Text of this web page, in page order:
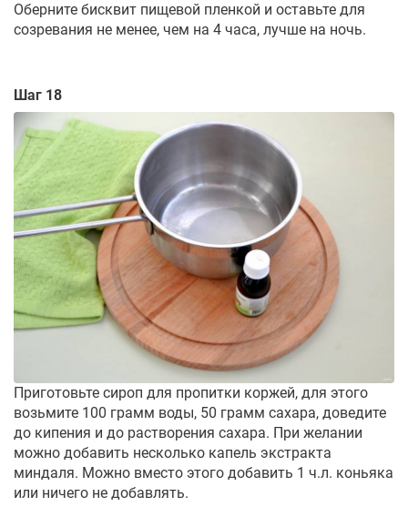
Оберните бисквит пищевой пленкой и оставьте для
созревания не менее, чем на 4 часа, лучше на ночь.
Шаг 18
Приготовьте сироп для пропитки коржей, для этого
возьмите 100 грамм воды, 50 грамм сахара, доведите
до кипения и до растворения сахара. При желании
можно добавить несколько капель экстракта
миндаля. Можно вместо этого добавить 1 ч.л. коньяка
или ничего не добавлять.